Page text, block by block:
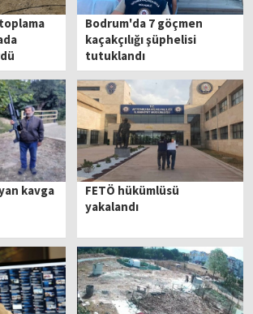
Bodrum'da 7 göçmen
kaçakçılığı şüphelisi
tutuklandı
kavga
FETÖ hükümlüsü
yakalandı